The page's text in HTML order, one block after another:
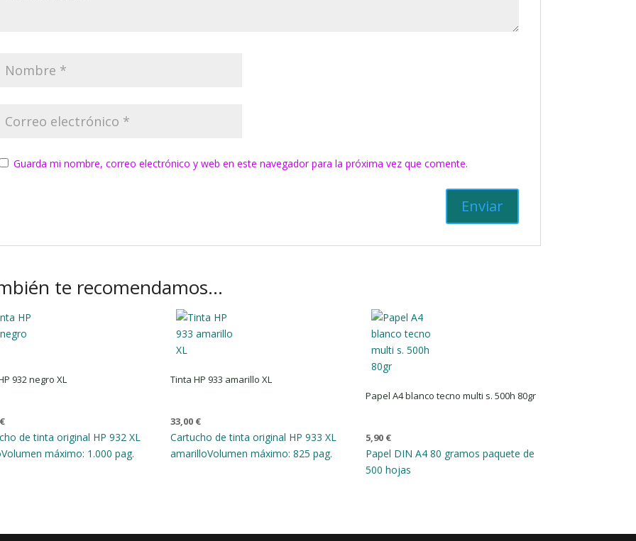
Guarda mi nombre, correo electrónico y web en este navegador para la próxima vez que comente.
te recomendamos…
932 negro XL
€
de tinta original HP 932 XL
Volumen máximo: 1.000 pag.
Tinta HP 933 amarillo XL
33,00 €
Cartucho de tinta original HP 933 XL
amarilloVolumen máximo: 825 pag.
Papel A4 blanco tecno multi s. 500h 80gr
5,90 €
Papel DIN A4 80 gramos paquete de
500 hojas